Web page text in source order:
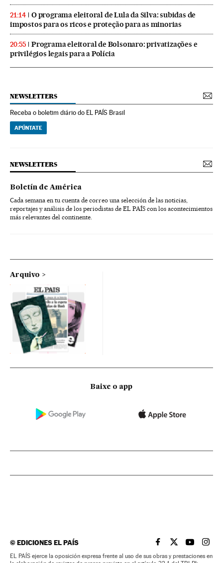
21:14
O programa eleitoral de Lula da Silva: subidas de
impostos para os ricos e proteção para as minorias
20:55
Programa eleitoral de Bolsonaro: privatizações e
privilégios legais para a Polícia
NEWSLETTERS
Receba o boletim diário do EL PAÍS Brasil
APÚNTATE
NEWSLETTERS
Boletín de América
Cada semana en tu cuenta de correo una selección de las noticias,
reportajes y análisis de los periodistas de EL PAÍS con los acontecimientos
más relevantes del continente.
Arquivo
Baixe o app
©EDICIONES EL PAÍS EL PAÍS BRASIL EN
EL PAÍSEL PAÍS
EL
EL PAÍS ejerce la oposición expresa frente al uso de sus obras y prestaciones en